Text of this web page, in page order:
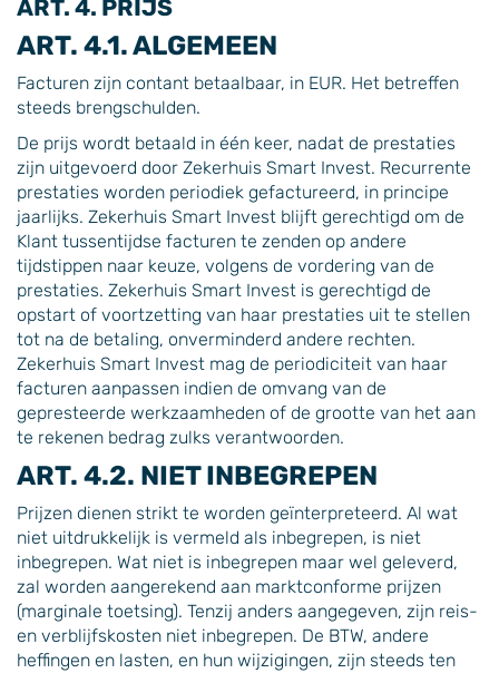
ART. 4. PRIJS
ART. 4.1. ALGEMEEN
Facturen zijn contant betaalbaar, in EUR. Het betreffen
steeds brengschulden.
De prijs wordt betaald in één keer, nadat de prestaties
zijn uitgevoerd door Zekerhuis Smart Invest. Recurrente
prestaties worden periodiek gefactureerd, in principe
jaarlijks. Zekerhuis Smart Invest blijft gerechtigd om de
Klant tussentijdse facturen te zenden op andere
tijdstippen naar keuze, volgens de vordering van de
prestaties. Zekerhuis Smart Invest is gerechtigd de
opstart of voortzetting van haar prestaties uit te stellen
tot na de betaling, onverminderd andere rechten.
Zekerhuis Smart Invest mag de periodiciteit van haar
facturen aanpassen indien de omvang van de
gepresteerde werkzaamheden of de grootte van het aan
te rekenen bedrag zulks verantwoorden.
ART. 4.2. NIET INBEGREPEN
Prijzen dienen strikt te worden geïnterpreteerd. Al wat
niet uitdrukkelijk is vermeld als inbegrepen, is niet
inbegrepen. Wat niet is inbegrepen maar wel geleverd,
zal worden aangerekend aan marktconforme prijzen
(marginale toetsing). Tenzij anders aangegeven, zijn reis-
en verblijfskosten niet inbegrepen. De BTW, andere
heffingen en lasten, en hun wijzigingen, zijn steeds ten